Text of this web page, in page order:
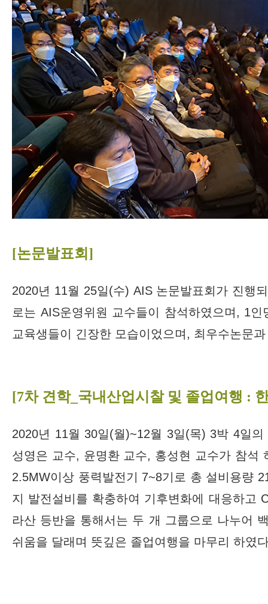
[논문발표회]
2020년 11월 25일(수) AIS 논문발표회가 진행
로는 AIS운영위원 교수들이 참석하였으며, 1
교육생들이 긴장한 모습이었으며, 최우수논문
[7차 견학_국내산업시찰 및 졸업여행 :
2020년 11월 30일(월)~12월 3일(목) 3박 4일
성영은 교수, 윤명환 교수, 홍성현 교수가 참석
2.5MW이상 풍력발전기 7~8기로 총 설비용량
지 발전설비를 확충하여 기후변화에 대응하고
라산 등반을 통해서는 두 개 그룹으로 나누어
쉬움을 달래며 뜻깊은 졸업여행을 마무리 하였